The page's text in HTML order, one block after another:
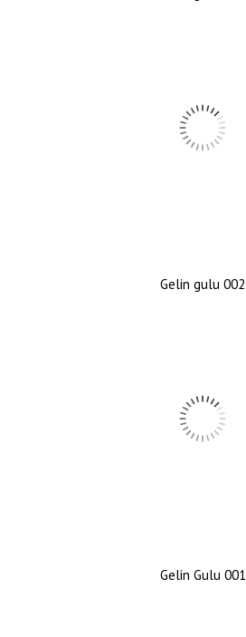
Gelin gulu 002
Gelin Gulu 001